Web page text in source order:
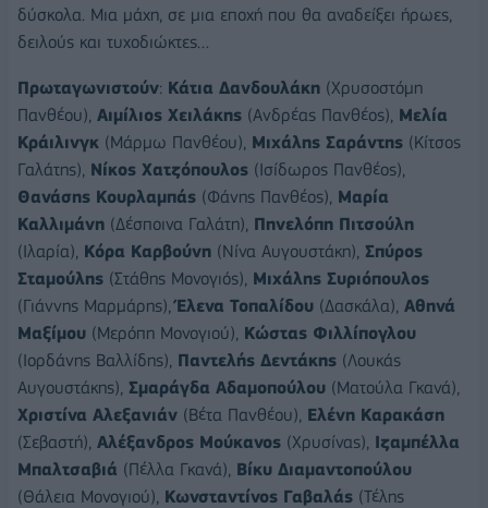
δύσκολα. Μια μάχη, σε μια εποχή που θα αναδείξει ήρωες,
δειλούς και τυχοδιώκτες…
Πρωταγωνιστούν: Κάτια Δανδουλάκη (Χρυσοστόμη
Πανθέου), Αιμίλιος Χειλάκης (Ανδρέας Πανθέος), Μελία
Κράιλινγκ (Μάρμω Πανθέου), Μιχάλης Σαράντης (Κίτσος
Γαλάτης), Νίκος Χατζόπουλος (Ισίδωρος Πανθέος),
Θανάσης Κουρλαμπάς (Φάνης Πανθέος), Μαρία
Καλλιμάνη (Δέσποινα Γαλάτη), Πηνελόπη Πιτσούλη
(Ιλαρία), Κόρα Καρβούνη (Νίνα Αυγουστάκη), Σπύρος
Σταμούλης (Στάθης Μονογιός), Μιχάλης Συριόπουλος
(Γιάννης Μαρμάρης),Έλενα Τοπαλίδου (Δασκάλα), Αθηνά
Μαξίμου (Μερόπη Μονογιού), Κώστας Φιλλίπογλου
(Ιορδάνης Βαλλίδης), Παντελής Δεντάκης (Λουκάς
Αυγουστάκης), Σμαράγδα Αδαμοπούλου (Ματούλα Γκανά),
Χριστίνα Αλεξανιάν (Βέτα Πανθέου), Ελένη Καρακάση
(Σεβαστή), Αλέξανδρος Μούκανος (Χρυσίνας), Ιζαμπέλλα
Μπαλτσαβιά (Πέλλα Γκανά), Βίκυ Διαμαντοπούλου
(Θάλεια Μονογιού), Κωνσταντίνος Γαβαλάς (Τέλης